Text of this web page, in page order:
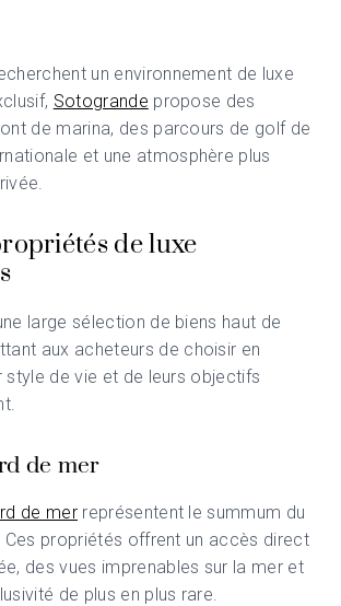
un environnement de luxe
Sotogrande propose des
de marina, des parcours de golf de
et une atmosphère plus
de luxe
large sélection de biens haut de
aux acheteurs de choisir en
style de vie et de leurs objectifs
de mer
de mer représentent le summum du
Ces propriétés offrent un accès direct
des vues imprenables sur la mer et
de plus en plus rare.